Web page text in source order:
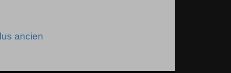
ancien